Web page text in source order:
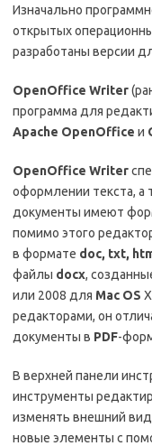
Изначально
открытых
разработаны версии
OpenOffice Writer
программа для
Apache OpenOffice и
OpenOffice Writer
оформлении текста, а
документы имеют
помимо этого
в формате doc, txt,
файлы docx,
или 2008 для Mac OS
редакторами, он
документы в PDF-
В верхней панели
инструменты
изменять внешний
новые элементы с